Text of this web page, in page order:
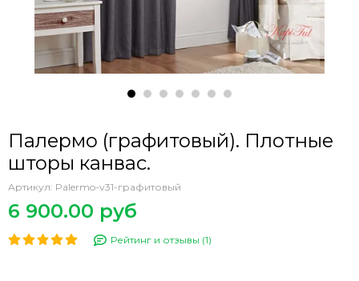
Палермо (графитовый). Плотные
шторы канвас.
Артикул: Palermo-v31-графитовый
6 900.00 руб
Рейтинг и отзывы (1)